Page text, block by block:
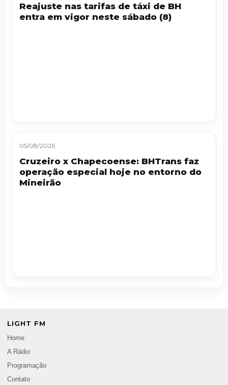
Reajuste nas tarifas de táxi de BH
entra em vigor neste sábado (8)
05/08/2026
Cruzeiro x Chapecoense: BHTrans faz
operação especial hoje no entorno do
Mineirão
LIGHT FM
Home
A Rádio
Programação
Contato